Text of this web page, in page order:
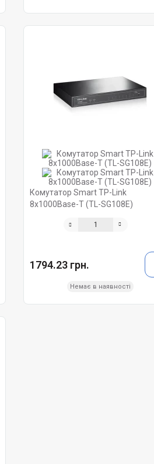
Комутатор Smart TP-Link
8х1000Base-Т (TL-SG108E)
1794.23 грн.
Немає в наявності